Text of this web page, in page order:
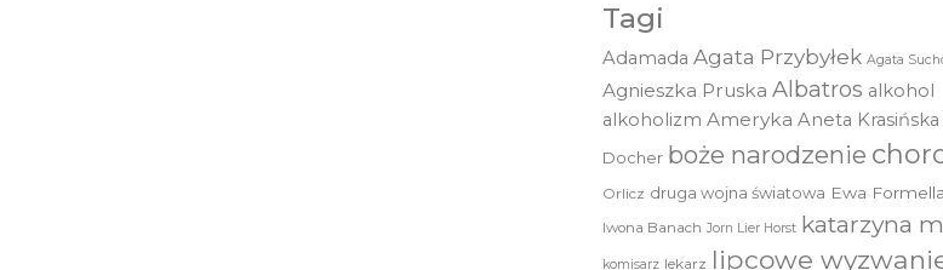
Tagi
Adamada Agata Przybyłek Agata
Agnieszka Pruska Albatros alkohol
alkoholizm Ameryka Aneta Krasińska
Docher boże narodzenie
Orlicz druga wojna światowa Ewa Formella
Iwona Banach Jorn Lier Horst katarzyna
komisarz lekarz lipcowe